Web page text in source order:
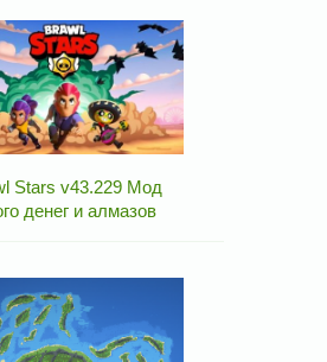
Stars v43.229 Мод
денег и алмазов